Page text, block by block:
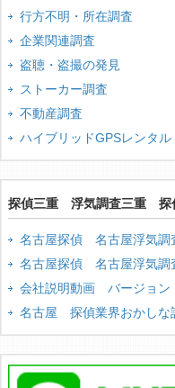
行方不明・所在調査
企業関連調査
盗聴・盗撮の発見
ストーカー調査
不動産調査
ハイブリッドGPSレンタル
探偵三重 浮気調査三重 探
名古屋探偵 名古屋浮気
名古屋探偵 名古屋浮気
会社説明動画 バージョ
名古屋 探偵業界おかし